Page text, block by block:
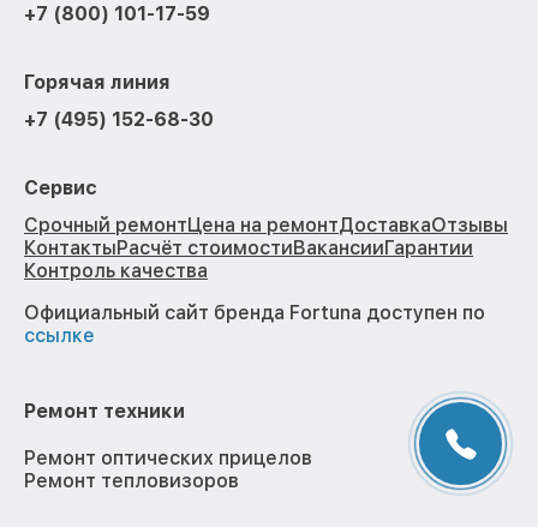
+7 (800) 101-17-59
Горячая линия
+7 (495) 152-68-30
Сервис
Срочный ремонтЦена на ремонтДоставкаОтзывы
КонтактыРасчёт стоимостиВакансииГарантии
Контроль качества
Официальный сайт бренда Fortuna доступен по
ссылке
Ремонт техники
Ремонт оптических прицелов
Ремонт тепловизоров